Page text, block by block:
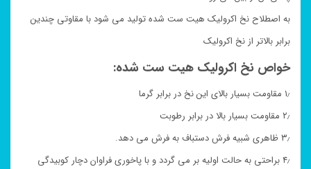
به اصطلاح نخ اکرولیک هیت ست شده تولید می شود با مقاوتی چندین
برابر بالاتر از نخ اکرولیک
خواص نخ اکرولیک هیت ست شده:
۱٫ مقاومت بسیار بالای این نخ در برابر گرما
۲٫ مقاومت بسیار بالا در برابر رطوبت
۳٫ ظاهری شبیه فرش دستباف به فرش می دهد.
۴٫ براحتی به حالت اولیه بر می گردد و با پاخوری فراوان دچار کوبیدگی